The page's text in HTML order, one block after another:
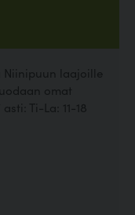
laajoille
omat
Ti-La: 11-18